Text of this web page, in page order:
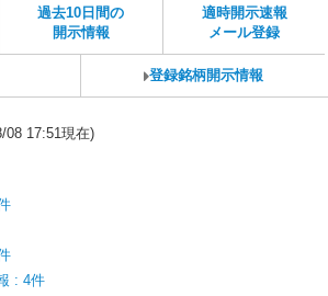
過去10日間の
開示情報
適時開示速報
メール登録
登録銘柄開示情報
08 17:51現在)
: 4件